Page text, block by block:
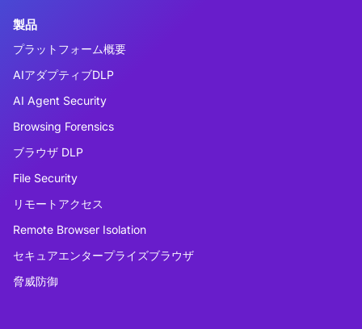
製品
プラットフォーム概要
AIアダプティブDLP
AI Agent Security
Browsing Forensics
ブラウザ DLP
File Security
リモートアクセス
Remote Browser Isolation
セキュアエンタープライズブラウザ
脅威防御